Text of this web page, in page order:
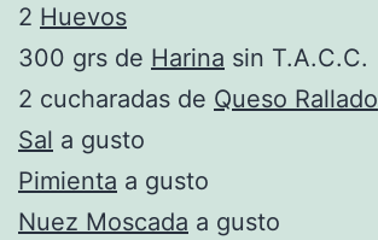
2 Huevos
300 grs de Harina sin T.A.C.C.
2 cucharadas de Queso Rallado
Sal a gusto
Pimienta a gusto
Nuez Moscada a gusto